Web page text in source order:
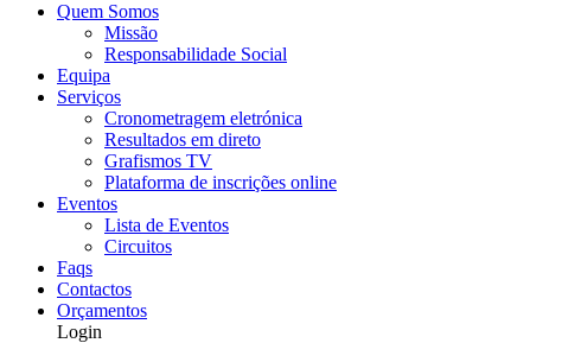
Quem Somos
Missão
Responsabilidade Social
Equipa
Serviços
Cronometragem eletrónica
Resultados em direto
Grafismos TV
Plataforma de inscrições online
Eventos
Lista de Eventos
Circuitos
Faqs
Contactos
Orçamentos
Login